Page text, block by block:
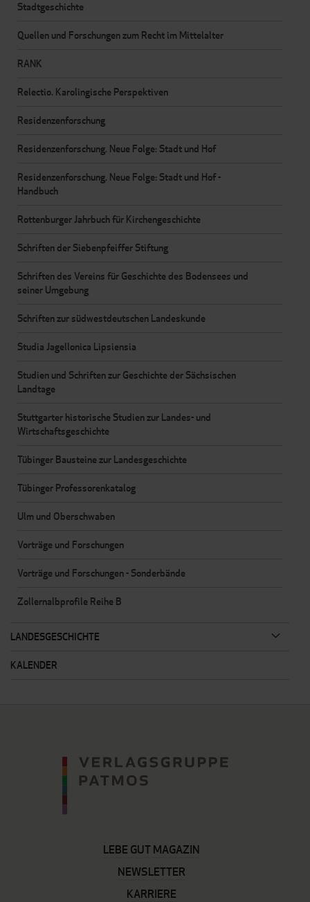
Stadtgeschichte
Quellen und Forschungen zum Recht im Mittelalter
RANK
Relectio. Karolingische Perspektiven
Residenzenforschung
Residenzenforschung. Neue Folge: Stadt und Hof
Residenzenforschung. Neue Folge: Stadt und Hof -
Handbuch
Rottenburger Jahrbuch für Kirchengeschichte
Schriften der Siebenpfeiffer Stiftung
Schriften des Vereins für Geschichte des Bodensees und
seiner Umgebung
Schriften zur südwestdeutschen Landeskunde
Studia Jagellonica Lipsiensia
Studien und Schriften zur Geschichte der Sächsischen
Landtage
Stuttgarter historische Studien zur Landes- und
Wirtschaftsgeschichte
Tübinger Bausteine zur Landesgeschichte
Tübinger Professorenkatalog
Ulm und Oberschwaben
Vorträge und Forschungen
Vorträge und Forschungen - Sonderbände
Zollernalbprofile Reihe B
LANDESGESCHICHTE
KALENDER
LEBE GUT MAGAZIN
NEWSLETTER
KARRIERE